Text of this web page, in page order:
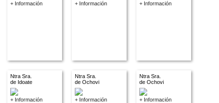
+ Información + Información + Información
Ntra Sra.
de Idoate
+ Información
Ntra Sra.
de Ochovi
+ Información
Ntra Sra.
de Ochovi
+ Información